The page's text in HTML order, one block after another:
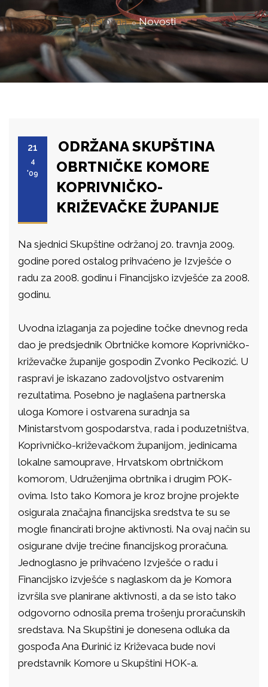
Naslovna Novosti
21
4
'09
ODRŽANA SKUPŠTINA
OBRTNIČKE KOMORE
KOPRIVNIČKO-
KRIŽEVAČKE ŽUPANIJE
Na sjednici Skupštine održanoj 20. travnja 2009.
godine pored ostalog prihvaćeno je Izvješće o
radu za 2008. godinu i Financijsko izvješće za 2008.
godinu.
Uvodna izlaganja za pojedine točke dnevnog reda
dao je predsjednik Obrtničke komore Koprivničko-
križevačke županije gospodin Zvonko Pecikozić. U
raspravi je iskazano zadovoljstvo ostvarenim
rezultatima. Posebno je naglašena partnerska
uloga Komore i ostvarena suradnja sa
Ministarstvom gospodarstva, rada i poduzetništva,
Koprivničko-križevačkom županijom, jedinicama
lokalne samouprave, Hrvatskom obrtničkom
komorom, Udruženjima obrtnika i drugim POK-
ovima. Isto tako Komora je kroz brojne projekte
osigurala značajna financijska sredstva te su se
mogle financirati brojne aktivnosti. Na ovaj način su
osigurane dvije trećine financijskog proračuna.
Jednoglasno je prihvaćeno Izvješće o radu i
Financijsko izvješće s naglaskom da je Komora
izvršila sve planirane aktivnosti, a da se isto tako
odgovorno odnosila prema trošenju proračunskih
sredstava. Na Skupštini je donesena odluka da
gospođa Ana Đurinić iz Križevaca bude novi
predstavnik Komore u Skupštini HOK-a.